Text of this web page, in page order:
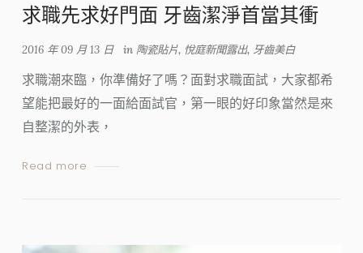
求職先求好門面 牙齒潔淨首當其衝
2016 年 09 月 13 日 in 陶瓷貼片, 悅庭新聞露出, 牙齒美白
求職潮來臨，你準備好了嗎？面對求職面試，大家都希
望能把最好的一面給面試官，第一眼的好印象當然是來
自整潔的外表，
Read more